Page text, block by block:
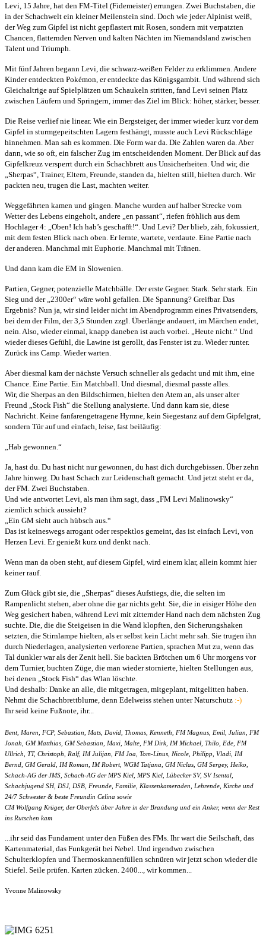
Levi, 15 Jahre, hat den FM-Titel (Fidemeister) errungen. Zwei Buchstaben, die
in der Schachwelt ein kleiner Meilenstein sind. Doch wie jeder Alpinist weiß,
der Weg zum Gipfel ist nicht gepflastert mit Rosen, sondern mit verpatzten
Chancen, flatternden Nerven und kalten Nächten im Niemandsland zwischen
Talent und Triumph.
Mit fünf Jahren begann Levi, die schwarz-weißen Felder zu erklimmen. Andere
Kinder entdeckten Pokémon, er entdeckte das Königsgambit. Und während sich
Gleichaltrige auf Spielplätzen um Schaukeln stritten, fand Levi seinen Platz
zwischen Läufern und Springern, immer das Ziel im Blick: höher, stärker, besser.
Die Reise verlief nie linear. Wie ein Bergsteiger, der immer wieder kurz vor dem
Gipfel in sturmgepeitschten Lagern festhängt, musste auch Levi Rückschläge
hinnehmen. Man sah es kommen. Die Form war da. Die Zahlen waren da. Aber
dann, wie so oft, ein falscher Zug im entscheidenden Moment. Der Blick auf das
Gipfelkreuz versperrt durch ein Schachbrett aus Unsicherheiten. Und wir, die
„Sherpas“, Trainer, Eltern, Freunde, standen da, hielten still, hielten durch. Wir
packten neu, trugen die Last, machten weiter.
Weggefährten kamen und gingen. Manche wurden auf halber Strecke vom
Wetter des Lebens eingeholt, andere „en passant“, riefen fröhlich aus dem
Hochlager 4: „Oben! Ich hab’s geschafft!“. Und Levi? Der blieb, zäh, fokussiert,
mit dem festen Blick nach oben. Er lernte, wartete, verdaute. Eine Partie nach
der anderen. Manchmal mit Euphorie. Manchmal mit Tränen.
Und dann kam die EM in Slowenien.
Partien, Gegner, potenzielle Matchbälle. Der erste Gegner. Stark. Sehr stark. Ein
Sieg und der „2300er“ wäre wohl gefallen. Die Spannung? Greifbar. Das
Ergebnis? Nun ja, wir sind leider nicht im Abendprogramm eines Privatsenders,
bei dem der Film, der 3,5 Stunden zzgl. Überlänge andauert, im Märchen endet,
nein. Also, wieder einmal, knapp daneben ist auch vorbei. „Heute nicht.“ Und
wieder dieses Gefühl, die Lawine ist gerollt, das Fenster ist zu. Wieder runter.
Zurück ins Camp. Wieder warten.
Aber diesmal kam der nächste Versuch schneller als gedacht und mit ihm, eine
Chance. Eine Partie. Ein Matchball. Und diesmal, diesmal passte alles.
Wir, die Sherpas an den Bildschirmen, hielten den Atem an, als unser alter
Freund „Stock Fish“ die Stellung analysierte. Und dann kam sie, diese
Nachricht. Keine fanfarengetragene Hymne, kein Siegestanz auf dem Gipfelgrat,
sondern Tür auf und einfach, leise, fast beiläufig:
„Hab gewonnen.“
Ja, hast du. Du hast nicht nur gewonnen, du hast dich durchgebissen. Über zehn
Jahre hinweg. Du hast Schach zur Leidenschaft gemacht. Und jetzt steht er da,
der FM. Zwei Buchstaben.
Und wie antwortet Levi, als man ihm sagt, dass „FM Levi Malinowsky“
ziemlich schick aussieht?
„Ein GM sieht auch hübsch aus.“
Das ist keineswegs arrogant oder respektlos gemeint, das ist einfach Levi, von
Herzen Levi. Er genießt kurz und denkt nach.
Wenn man da oben steht, auf diesem Gipfel, wird einem klar, allein kommt hier
keiner rauf.
Zum Glück gibt sie, die „Sherpas“ dieses Aufstiegs, die, die selten im
Rampenlicht stehen, aber ohne die gar nichts geht. Sie, die in eisiger Höhe den
Weg gesichert haben, während Levi mit zitternder Hand nach dem nächsten Zug
suchte. Die, die die Steigeisen in die Wand klopften, den Sicherungshaken
setzten, die Stirnlampe hielten, als er selbst kein Licht mehr sah. Sie trugen ihn
durch Niederlagen, analysierten verlorene Partien, sprachen Mut zu, wenn das
Tal dunkler war als der Zenit hell. Sie backten Brötchen um 6 Uhr morgens vor
dem Turnier, buchten Züge, die man wieder stornierte, hielten Stellungen aus,
bei denen „Stock Fish“ das Wlan löschte.
Und deshalb: Danke an alle, die mitgetragen, mitgeplant, mitgelitten haben.
Nehmt die Schachbrettblume, denn Edelweiss stehen unter Naturschutz :-)
Ihr seid keine Fußnote, ihr...
Bent, Maren, FCP, Sebastian, Mats, David, Thomas, Kenneth, FM Magnus, Emil, Julian, FM
Jonah, GM Matthias, GM Sebastian, Maxi, Malte, FM Dirk, IM Michael, Thilo, Ede, FM
Ullrich, TT, Christoph, Ralf, IM Julijan, FM Joa, Tom-Linus, Nicole, Philipp, Vladi, IM
Bernd, GM Gerald, IM Roman, IM Robert, WGM Tatjana, GM Niclas, GM Sergey, Heiko,
Schach-AG der JMS, Schach-AG der MPS Kiel, MPS Kiel, Lübecker SV, SV Isental,
Schachjugend SH, DSJ, DSB, Freunde, Familie, Klassenkameraden, Lehrende, Kirche und
24/7 Schwester & beste Freundin Celina sowie
CM Wolfgang Krüger, der Oberfels über Jahre in der Brandung und ein Anker, wenn der Rest
ins Rutschen kam
...ihr seid das Fundament unter den Füßen des FMs. Ihr wart die Seilschaft, das
Kartenmaterial, das Funkgerät bei Nebel. Und irgendwo zwischen
Schulterklopfen und Thermoskannenfüllen schnüren wir jetzt schon wieder die
Stiefel. Seile prüfen. Karten zücken. 2400..., wir kommen...
Yvonne Malinowsky